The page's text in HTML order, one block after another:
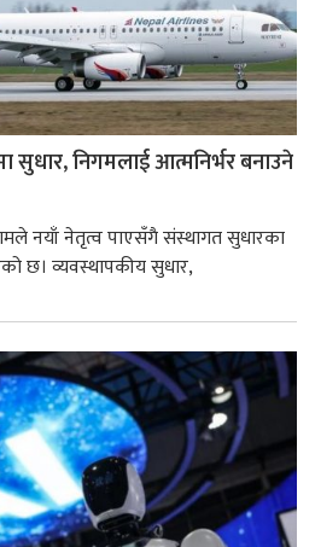
सुधार, निगमलाई आत्मनिर्भर बनाउने
नयाँ नेतृत्व पाएसँगै संस्थागत सुधारका
छ। व्यवस्थापकीय सुधार,